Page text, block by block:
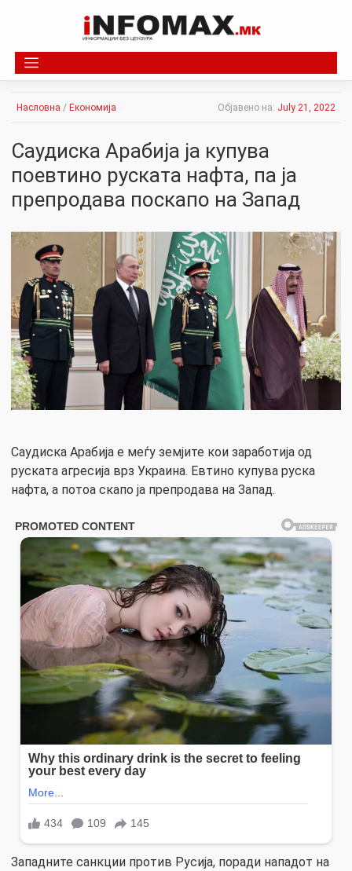
Насловна / Економија Објавено на: July 21, 2022
Саудиска Арабија ја купува
поевтино руската нафта, па ја
препродава поскапо на Запад
Саудиска Арабија е меѓу земјите кои заработија од
руската агресија врз Украина. Евтино купува руска
нафта, а потоа скапо ја препродава на Запад.
Западните санкции против Русија, поради нападот на